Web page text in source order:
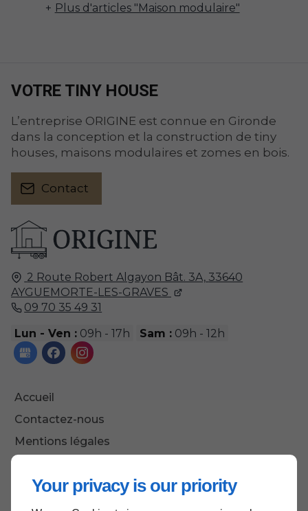
Your privacy is our priority
Plus d'articles "Maison modulaire"
2 Route Robert Algayon Bât. 3A, 33640
AYGUEMORTE-LES-GRAVES
09 70 35 49 31
Lun - Ven : 09h - 17h Sam : 09h - 12h
Accueil
Contactez-nous
Mentions légales
VOTRE TINY HOUSE
L’entreprise ORIGINE est connue en Gironde
dans la conception et la construction de tiny
houses, maisons modulaires et zomes en bois.
Contact